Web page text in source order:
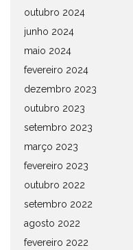
outubro 2024
junho 2024
maio 2024
fevereiro 2024
dezembro 2023
outubro 2023
setembro 2023
março 2023
fevereiro 2023
outubro 2022
setembro 2022
agosto 2022
fevereiro 2022